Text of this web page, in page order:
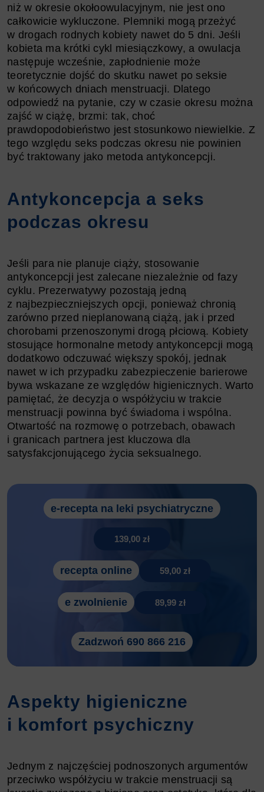
niż w okresie okołoowulacyjnym, nie jest ono
całkowicie wykluczone. Plemniki mogą przeżyć
w drogach rodnych kobiety nawet do 5 dni. Jeśli
kobieta ma krótki cykl miesiączkowy, a owulacja
następuje wcześnie, zapłodnienie może
teoretycznie dojść do skutku nawet po seksie
w końcowych dniach menstruacji. Dlatego
odpowiedź na pytanie, czy w czasie okresu można
zajść w ciążę, brzmi: tak, choć
prawdopodobieństwo jest stosunkowo niewielkie. Z
tego względu seks podczas okresu nie powinien
być traktowany jako metoda antykoncepcji.
Antykoncepcja a seks
podczas okresu
Jeśli para nie planuje ciąży, stosowanie
antykoncepcji jest zalecane niezależnie od fazy
cyklu. Prezerwatywy pozostają jedną
z najbezpieczniejszych opcji, ponieważ chronią
zarówno przed nieplanowaną ciążą, jak i przed
chorobami przenoszonymi drogą płciową. Kobiety
stosujące hormonalne metody antykoncepcji mogą
dodatkowo odczuwać większy spokój, jednak
nawet w ich przypadku zabezpieczenie barierowe
bywa wskazane ze względów higienicznych. Warto
pamiętać, że decyzja o współżyciu w trakcie
menstruacji powinna być świadoma i wspólna.
Otwartość na rozmowę o potrzebach, obawach
i granicach partnera jest kluczowa dla
satysfakcjonującego życia seksualnego.
e-recepta na leki psychiatryczne
139,00 zł
recepta online 59,00 zł
e zwolnienie 89,99 zł
Zadzwoń 690 866 216
Aspekty higieniczne
i komfort psychiczny
Jednym z najczęściej podnoszonych argumentów
przeciwko współżyciu w trakcie menstruacji są